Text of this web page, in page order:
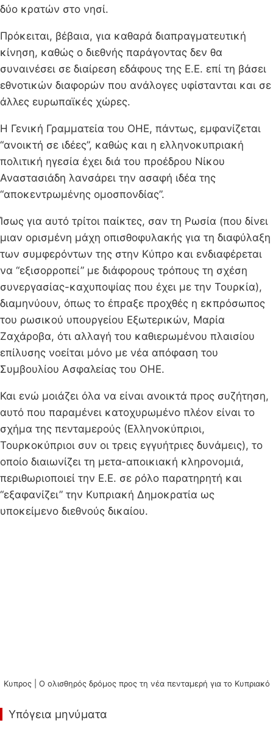
δύο κρατών στο νησί.
Πρόκειται, βέβαια, για καθαρά διαπραγματευτική
κίνηση, καθώς ο διεθνής παράγοντας δεν θα
συναινέσει σε διαίρεση εδάφους της Ε.Ε. επί τη βάσει
εθνοτικών διαφορών που ανάλογες υφίστανται και σε
άλλες ευρωπαϊκές χώρες.
Η Γενική Γραμματεία του ΟΗΕ, πάντως, εμφανίζεται
“ανοικτή σε ιδέες”, καθώς και η ελληνοκυπριακή
πολιτική ηγεσία έχει διά του προέδρου Νίκου
Αναστασιάδη λανσάρει την ασαφή ιδέα της
“αποκεντρωμένης ομοσπονδίας”.
Ίσως για αυτό τρίτοι παίκτες, σαν τη Ρωσία (που δίνει
μιαν ορισμένη μάχη οπισθοφυλακής για τη διαφύλαξη
των συμφερόντων της στην Κύπρο και ενδιαφέρεται
να “εξισορροπεί” με διάφορους τρόπους τη σχέση
συνεργασίας-καχυποψίας που έχει με την Τουρκία),
διαμηνύουν, όπως το έπραξε προχθές η εκπρόσωπος
του ρωσικού υπουργείου Εξωτερικών, Μαρία
Ζαχάροβα, ότι αλλαγή του καθιερωμένου πλαισίου
επίλυσης νοείται μόνο με νέα απόφαση του
Συμβουλίου Ασφαλείας του ΟΗΕ.
Και ενώ μοιάζει όλα να είναι ανοικτά προς συζήτηση,
αυτό που παραμένει κατοχυρωμένο πλέον είναι το
σχήμα της πενταμερούς (Ελληνοκύπριοι,
Τουρκοκύπριοι συν οι τρεις εγγυήτριες δυνάμεις), το
οποίο διαιωνίζει τη μετα-αποικιακή κληρονομιά,
περιθωριοποιεί την Ε.Ε. σε ρόλο παρατηρητή και
“εξαφανίζει” την Κυπριακή Δημοκρατία ως
υποκείμενο διεθνούς δικαίου.
Κυπρος | Ο ολισθηρός δρόμος προς τη νέα πενταμερή για το Κυπριακό
Υπόγεια μηνύματα